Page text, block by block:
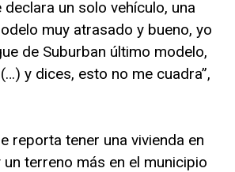
un solo vehículo, una
muy atrasado y bueno, yo
de Suburban último modelo,
y dices, esto no me cuadra”,
reporta tener una vivienda en
terreno más en el municipio